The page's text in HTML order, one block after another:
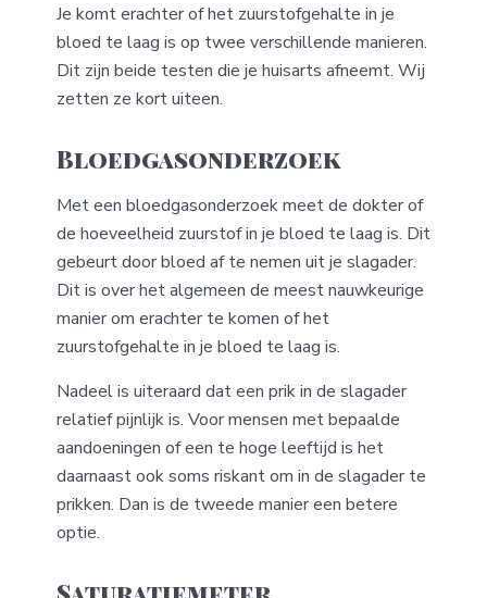
Je komt erachter of het zuurstofgehalte in je
bloed te laag is op twee verschillende manieren.
Dit zijn beide testen die je huisarts afneemt. Wij
zetten ze kort uiteen.
Bloedgasonderzoek
Met een bloedgasonderzoek meet de dokter of
de hoeveelheid zuurstof in je bloed te laag is. Dit
gebeurt door bloed af te nemen uit je slagader.
Dit is over het algemeen de meest nauwkeurige
manier om erachter te komen of het
zuurstofgehalte in je bloed te laag is.
Nadeel is uiteraard dat een prik in de slagader
relatief pijnlijk is. Voor mensen met bepaalde
aandoeningen of een te hoge leeftijd is het
daarnaast ook soms riskant om in de slagader te
prikken. Dan is de tweede manier een betere
optie.